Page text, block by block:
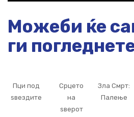
Можеби ќе
ги
Пци под
ѕвездите
Срцето
на
ѕверот
Зла Смрт:
Палење